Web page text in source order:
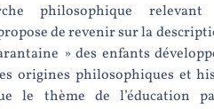
philosophique
de revenir sur la
» des enfants
origines philosophiques et
le thème de l’éducation